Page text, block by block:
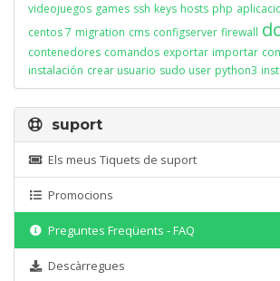
videojuegos games ssh keys hosts php
centos 7 migration cms configserver firewall
contenedores comandos exportar importar
instalación crear usuario sudo user python3
suport
Els meus Tiquets de suport
Promocions
Preguntes Freqüents - FAQ
Descàrregues